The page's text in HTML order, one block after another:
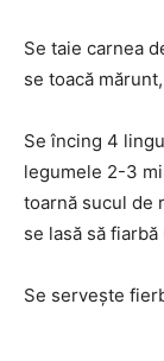
Se taie carnea
se toacă
Se încing 4
legumele 2-3
toarnă sucul de
se lasă să
Se servește